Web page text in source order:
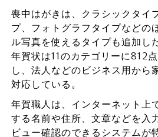
喪中はがきは、クラシックタイ
プ、フォトグラフタイプなどの
ル写真を使えるタイプも追加した
年賀状は11のカテゴリーに812
し、法人などのビジネス用から
対応している。
年賀職人は、インターネット上
する名前や住所、文章などを入
ビュー確認のできるシステムが